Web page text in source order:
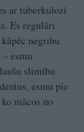
ar tuberkulozi
Es regulāri
negribu
esmu
slimību
esmu pie
mācos no